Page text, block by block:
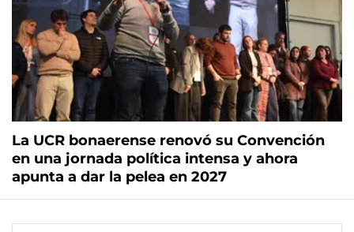
La UCR bonaerense renovó su Convención
en una jornada política intensa y ahora
apunta a dar la pelea en 2027